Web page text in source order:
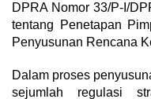
DPRA Nomor 33/P-I/
tentang Penetapan
Penyusunan Rencana
Dalam proses
sejumlah regulasi